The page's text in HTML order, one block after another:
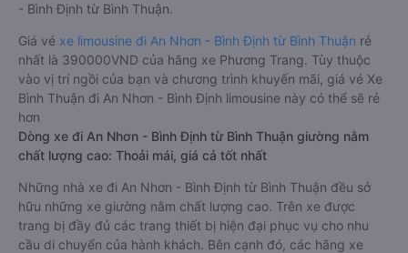
- Bình Định từ Bình Thuận.
Giá vé xe limousine đi An Nhơn - Bình Định từ Bình Thuận rẻ
nhất là 390000VND của hãng xe Phương Trang. Tùy thuộc
vào vị trí ngồi của bạn và chương trình khuyến mãi, giá vé Xe
Bình Thuận đi An Nhơn - Bình Định limousine này có thể sẽ rẻ
hơn
Dòng xe đi An Nhơn - Bình Định từ Bình Thuận giường nằm
chất lượng cao: Thoải mái, giá cả tốt nhất
Những nhà xe đi An Nhơn - Bình Định từ Bình Thuận đều sở
hữu những xe giường nằm chất lượng cao. Trên xe được
trang bị đầy đủ các trang thiết bị hiện đại phục vụ cho nhu
cầu di chuyển của hành khách. Bên cạnh đó, các hãng xe